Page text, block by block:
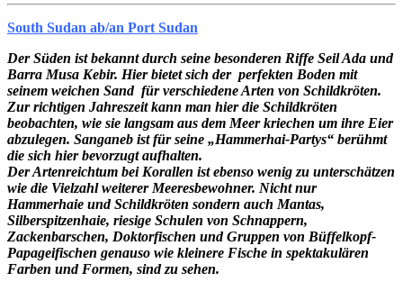
South Sudan ab/an Port Sudan
Der Süden ist bekannt durch seine besonderen Riffe Seil Ada und
Barra Musa Kebir. Hier bietet sich der perfekten Boden mit
seinem weichen Sand für verschiedene Arten von Schildkröten.
Zur richtigen Jahreszeit kann man hier die Schildkröten
beobachten, wie sie langsam aus dem Meer kriechen um ihre Eier
abzulegen. Sanganeb ist für seine „Hammerhai-Partys“ berühmt
die sich hier bevorzugt aufhalten.
Der Artenreichtum bei Korallen ist ebenso wenig zu unterschätzen
wie die Vielzahl weiterer Meeresbewohner. Nicht nur
Hammerhaie und Schildkröten sondern auch Mantas,
Silberspitzenhaie, riesige Schulen von Schnappern,
Zackenbarschen, Doktorfischen und Gruppen von Büffelkopf-
Papageifischen genauso wie kleinere Fische in spektakulären
Farben und Formen, sind zu sehen.